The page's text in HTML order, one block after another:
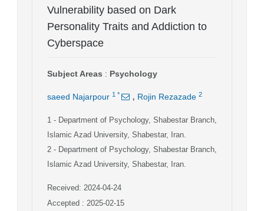
Vulnerability based on Dark
Personality Traits and Addiction to
Cyberspace
Subject Areas : Psychology
saeed Najarpour 1 * , Rojin Rezazade 2
1 - Department of Psychology, Shabestar Branch,
Islamic Azad University, Shabestar, Iran.
2 - Department of Psychology, Shabestar Branch,
Islamic Azad University, Shabestar, Iran.
Received: 2024-04-24
Accepted : 2025-02-15